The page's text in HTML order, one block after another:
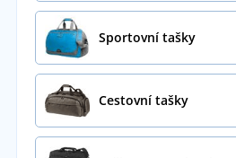
Sportovní tašky
Cestovní tašky